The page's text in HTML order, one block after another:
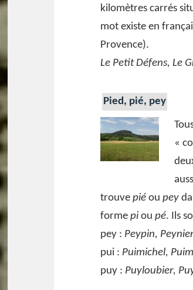
kilomètres carrés
mot existe en
Provence).
Le Petit Défens, Le
Pied, pié, pey
«
trouvepié oupey
formepi oupé. Ils
pey : Peypin,
pui : Puimichel,
puy : Puyloubier,